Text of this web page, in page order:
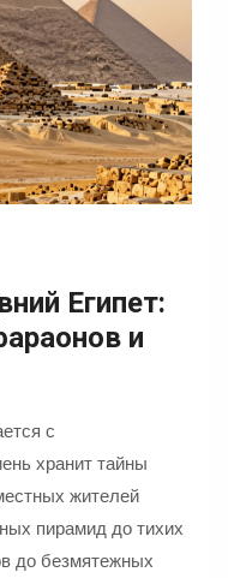
Египет:
и
с
хранит тайны
жителей
пирамид до тихих
до безмятежных